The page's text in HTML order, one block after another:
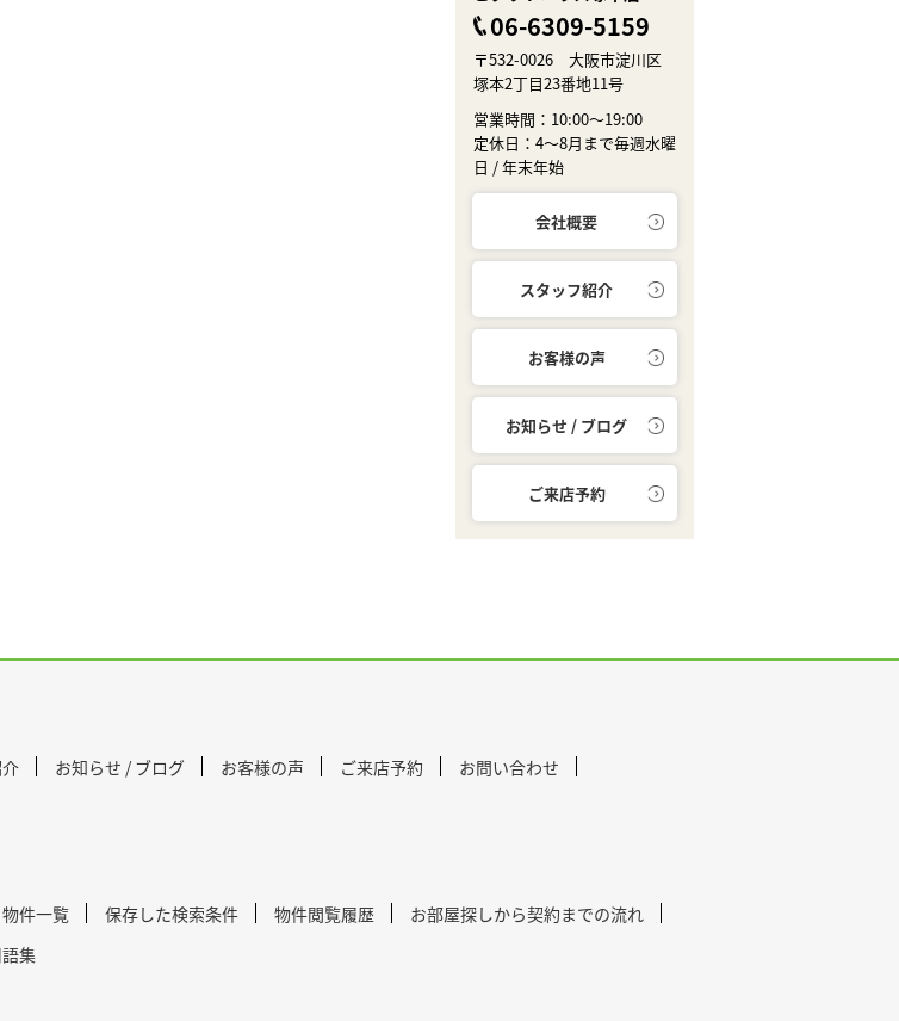
06-6309-5159
〒532-0026 大阪市淀川区
塚本2丁目23番地11号
営業時間：10:00～19:00
定休日：4～8月まで毎週水曜
日 / 年末年始
会社概要
スタッフ紹介
お客様の声
お知らせ / ブログ
ご来店予約
お知らせ / ブログ お客様の声 ご来店予約
お問い合わせ
件一覧 保存した検索条件 物件閲覧履歴
お部屋探しから契約までの流れ
集